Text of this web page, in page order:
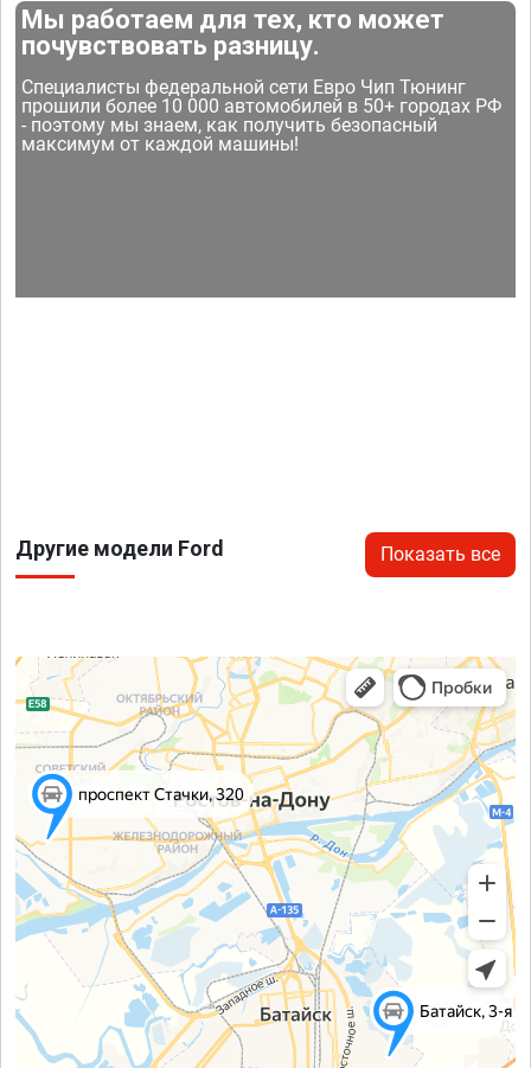
Мы работаем для тех, кто может
почувствовать разницу.
Специалисты федеральной сети Евро Чип Тюнинг
прошили более 10 000 автомобилей в 50+ городах РФ
- поэтому мы знаем, как получить безопасный
максимум от каждой машины!
Другие модели Ford Показать все